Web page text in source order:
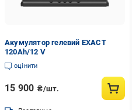
Акумулятор гелевий EXACT
120Аh/12 V
оцінити
15 900 ₴/шт.